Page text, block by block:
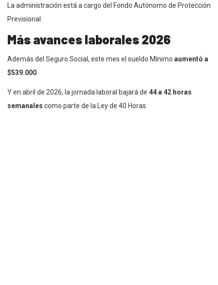
La administración está a cargo del Fondo Autónomo de Protección
Previsional.
Más avances laborales 2026
Además del Seguro Social, este mes el sueldo Mínimo aumentó a
$539.000
Y en abril de 2026, la jornada laboral bajará de 44 a 42 horas
semanales como parte de la Ley de 40 Horas.